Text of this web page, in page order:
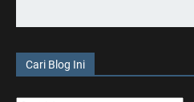
Cari Blog Ini